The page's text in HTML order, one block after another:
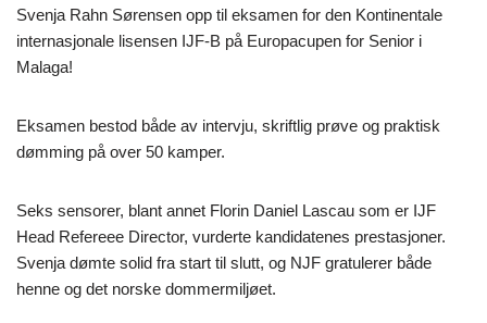
Svenja Rahn Sørensen opp til eksamen for den Kontinentale
internasjonale lisensen IJF-B på Europacupen for Senior i
Malaga!
Eksamen bestod både av intervju, skriftlig prøve og praktisk
dømming på over 50 kamper.
Seks sensorer, blant annet Florin Daniel Lascau som er IJF
Head Refereee Director, vurderte kandidatenes prestasjoner.
Svenja dømte solid fra start til slutt, og NJF gratulerer både
henne og det norske dommermiljøet.